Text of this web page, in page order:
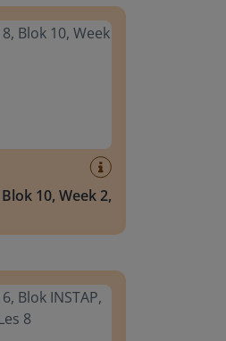
10, Week 2,